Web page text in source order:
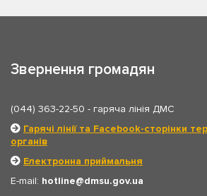
Звернення громадян
(044) 363-22-50 - гаряча лінія ДМС
Гарячі лінії та Facebook-сторінки
органів
Електронна приймальня
E-mail: hotline
dmsu.gov.ua